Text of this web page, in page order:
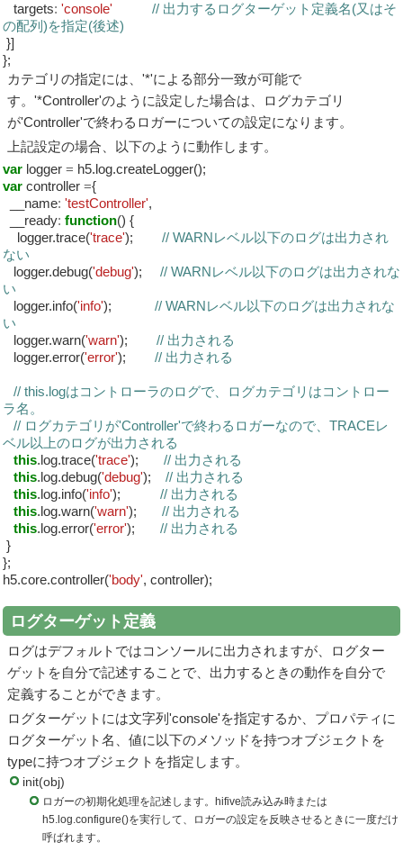
targets: 'console'
// 出力するログターゲット定義名(又はそ
の配列)を指定(後述)
}]
};
カテゴリの指定には、'*'による部分一致が可能で
す。'*Controller'のように設定した場合は、ログカテゴリ
が'Controller'で終わるロガーについての設定になります。
上記設定の場合、以下のように動作します。
var logger = h5.log.createLogger();
var controller ={
__name: 'testController',
__ready: function() {
logger.trace('trace'); // WARNレベル以下のログは出力され
ない
logger.debug('debug'); // WARNレベル以下のログは出力されな
い
logger.info('info'); // WARNレベル以下のログは出力されな
い
logger.warn('warn'); // 出力される
logger.error('error'); // 出力される
// this.logはコントローラのログで、ログカテゴリはコントロー
ラ名。
// ログカテゴリが'Controller'で終わるロガーなので、TRACEレ
ベル以上のログが出力される
this.log.trace('trace'); // 出力される
this.log.debug('debug'); // 出力される
this.log.info('info'); // 出力される
this.log.warn('warn'); // 出力される
this.log.error('error'); // 出力される
}
};
h5.core.controller('body', controller);
ログターゲット定義
ログはデフォルトではコンソールに出力されますが、ログター
ゲットを自分で記述することで、出力するときの動作を自分で
定義することができます。
ログターゲットには文字列'console'を指定するか、プロパティに
ログターゲット名、値に以下のメソッドを持つオブジェクトを
typeに持つオブジェクトを指定します。
init(obj)
ロガーの初期化処理を記述します。hifive読み込み時または
h5.log.configure()を実行して、ロガーの設定を反映させるときに一度だけ
呼ばれます。